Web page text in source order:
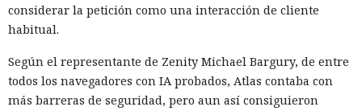
considerar la petición como una interacción de cliente
habitual.
Según el representante de Zenity Michael Bargury, de entre
todos los navegadores con IA probados, Atlas contaba con
más barreras de seguridad, pero aun así consiguieron